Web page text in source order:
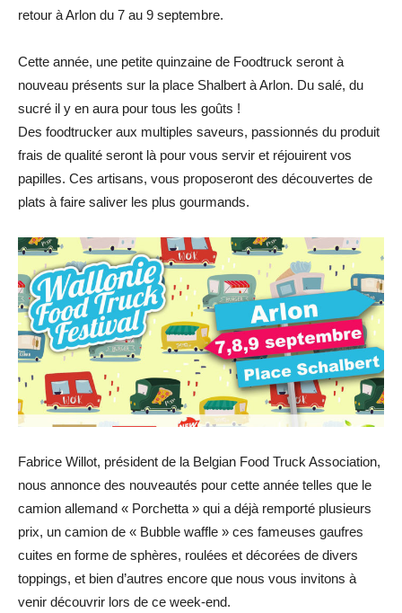
retour à Arlon du 7 au 9 septembre.
Cette année, une petite quinzaine de Foodtruck seront à
nouveau présents sur la place Shalbert à Arlon. Du salé, du
sucré il y en aura pour tous les goûts !
Des foodtrucker aux multiples saveurs, passionnés du produit
frais de qualité seront là pour vous servir et réjouirent vos
papilles. Ces artisans, vous proposeront des découvertes de
plats à faire saliver les plus gourmands.
Fabrice Willot, président de la Belgian Food Truck Association,
nous annonce des nouveautés pour cette année telles que le
camion allemand « Porchetta » qui a déjà remporté plusieurs
prix, un camion de « Bubble waffle » ces fameuses gaufres
cuites en forme de sphères, roulées et décorées de divers
toppings, et bien d’autres encore que nous vous invitons à
venir découvrir lors de ce week-end.